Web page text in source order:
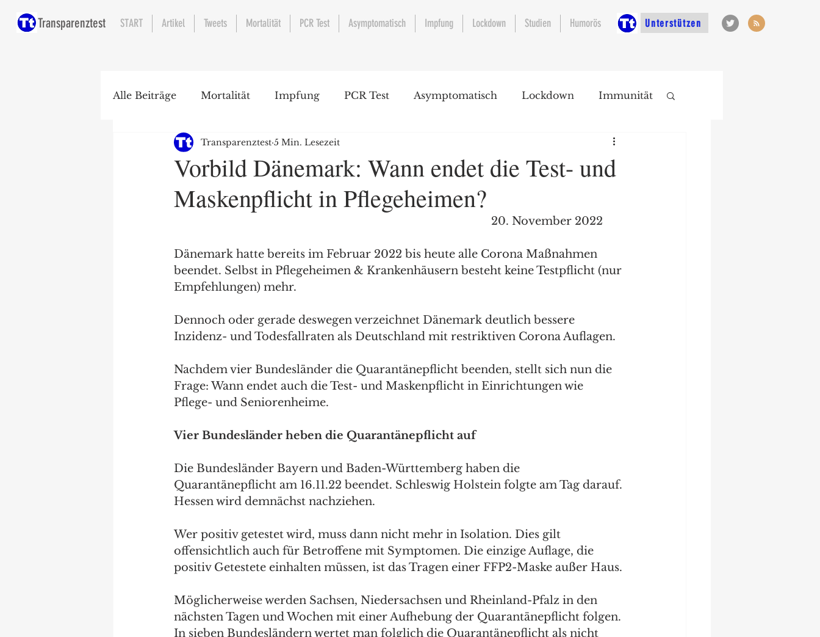
Transparenztest START Artikel Tweets Mortalität PCR Test Asymptomatisch Impfung Lockdown Studien Humorös Unterstützen
Alle Beiträge Mortalität Impfung PCR Test Asymptomatisch Lockdown Immunität
Krankenhaus
Vorbild Dänemark: Wann endet die Test- und
Maskenpflicht in Pflegeheimen?
Transparenztest 5 Min. Lesezeit
													20. November 2022
Dänemark hatte bereits im Februar 2022 bis heute alle Corona Maßnahmen
beendet. Selbst in Pflegeheimen & Krankenhäusern besteht keine Testpflicht (nur
Empfehlungen) mehr.
Dennoch oder gerade deswegen verzeichnet Dänemark deutlich bessere
Inzidenz- und Todesfallraten als Deutschland mit restriktiven Corona Auflagen.
Nachdem vier Bundesländer die Quarantänepflicht beenden, stellt sich nun die
Frage: Wann endet auch die Test- und Maskenpflicht in Einrichtungen wie
Pflege- und Seniorenheime.
Vier Bundesländer heben die Quarantänepflicht auf
Die Bundesländer Bayern und Baden-Württemberg haben die
Quarantänepflicht am 16.11.22 beendet. Schleswig Holstein folgte am Tag darauf.
Hessen wird demnächst nachziehen.
Wer positiv getestet wird, muss dann nicht mehr in Isolation. Dies gilt
offensichtlich auch für Betroffene mit Symptomen. Die einzige Auflage, die
positiv Getestete einhalten müssen, ist das Tragen einer FFP2-Maske außer Haus.
Möglicherweise werden Sachsen, Niedersachsen und Rheinland-Pfalz in den
nächsten Tagen und Wochen mit einer Aufhebung der Quarantänepflicht folgen.
In sieben Bundesländern wertet man folglich die Quarantänepflicht als nicht